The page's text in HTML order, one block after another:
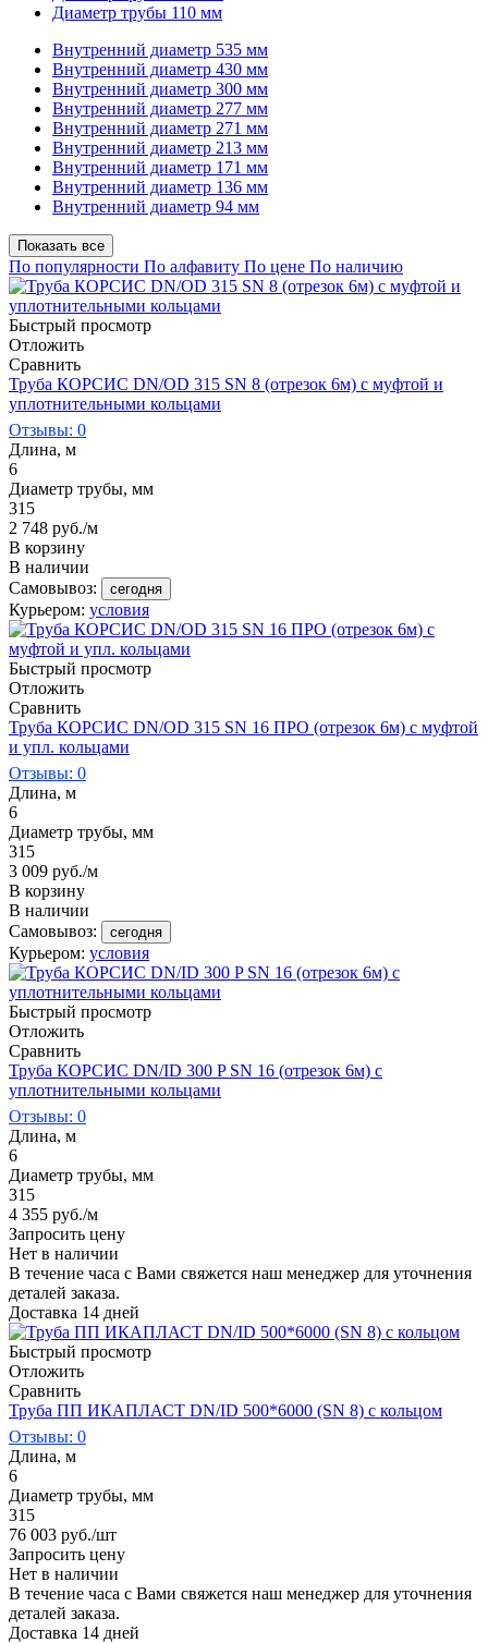
Диаметр трубы 110 мм
Внутренний диаметр 535 мм
Внутренний диаметр 430 мм
Внутренний диаметр 300 мм
Внутренний диаметр 277 мм
Внутренний диаметр 271 мм
Внутренний диаметр 213 мм
Внутренний диаметр 171 мм
Внутренний диаметр 136 мм
Внутренний диаметр 94 мм
Показать все
По популярности По алфавиту По цене По наличию
Быстрый просмотр
Отложить
Сравнить
Труба КОРСИС DN/OD 315 SN 8 (отрезок 6м) с муфтой и
уплотнительными кольцами
Отзывы: 0
Длина, м
6
Диаметр трубы, мм
315
2 748 руб./м
В корзину
В наличии
Самовывоз:
сегодня
Курьером: условия
Быстрый просмотр
Отложить
Сравнить
Труба КОРСИС DN/OD 315 SN 16 ПРО (отрезок 6м) с муфтой
и упл. кольцами
Отзывы: 0
Длина, м
6
Диаметр трубы, мм
315
3 009 руб./м
В корзину
В наличии
Самовывоз:
сегодня
Курьером: условия
Быстрый просмотр
Отложить
Сравнить
Труба КОРСИС DN/ID 300 P SN 16 (отрезок 6м) c
уплотнительными кольцами
Отзывы: 0
Длина, м
6
Диаметр трубы, мм
315
4 355 руб./м
Запросить цену
Нет в наличии
В течение часа с Вами свяжется наш менеджер для уточнения
деталей заказа.
Доставка 14 дней
Быстрый просмотр
Отложить
Сравнить
Труба ПП ИКАПЛАСТ DN/ID 500*6000 (SN 8) с кольцом
Отзывы: 0
Длина, м
6
Диаметр трубы, мм
315
76 003 руб./шт
Запросить цену
Нет в наличии
В течение часа с Вами свяжется наш менеджер для уточнения
деталей заказа.
Доставка 14 дней